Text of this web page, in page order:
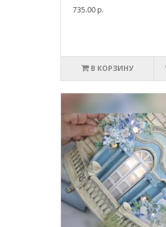
735.00 р.
В КОРЗИНУ